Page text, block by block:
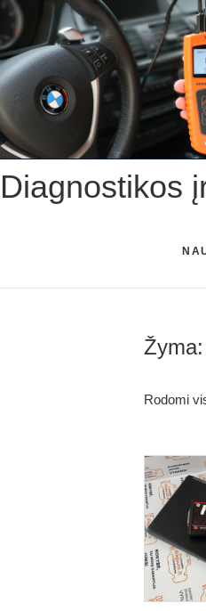
Skip
to
content
Diagnostikos
Žyma:
Rodomi